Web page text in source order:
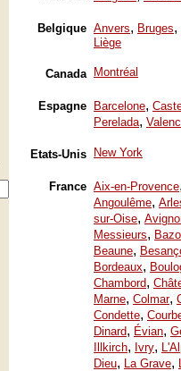
Belgique Anvers, Bruges,
Liège
Canada Montréal
Espagne Barcelone,
Perelada,
Etats-Unis New York
France Aix-en-Provence
Angoulême,
sur-Oise,
Messieurs,
Beaune,
Bordeaux,
Chambord,
Marne, Colmar,
Condette,
Dinard, Évian,
Illkirch, Ivry,
Dieu, La Grave,